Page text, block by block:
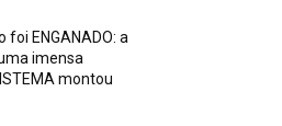
foi ENGANADO: a
imensa
montou